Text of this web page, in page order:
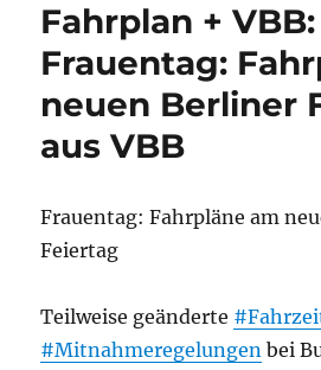
Fahrplan + VBB:
Frauentag:
neuen Berliner
aus VBB
Frauentag: Fahrpläne am
Feiertag
Teilweise geänderte
#Mitnahmeregelungen bei